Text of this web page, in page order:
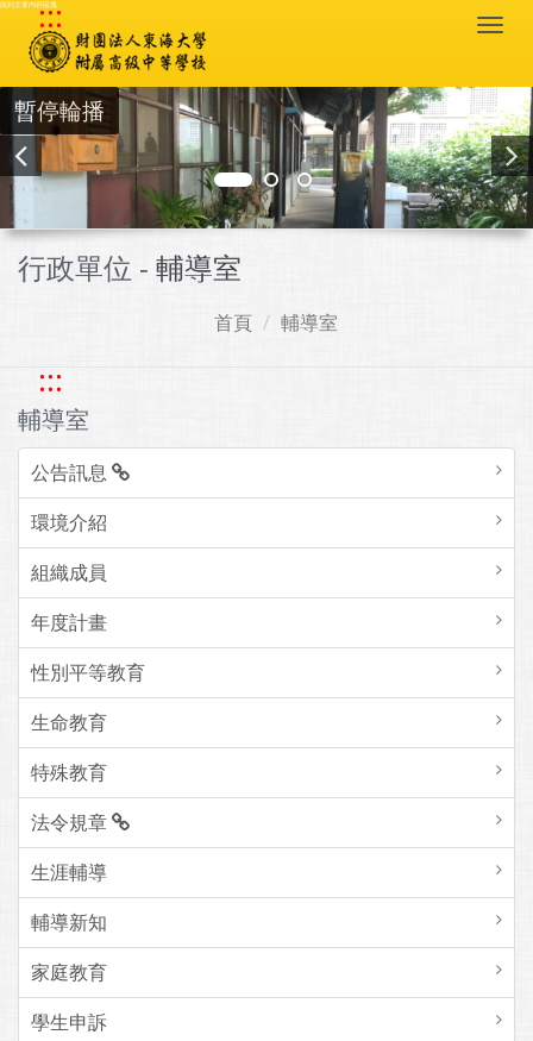
跳到主要內容區塊
:::
暫停輪播
行政單位 - 輔導室
首頁 輔導室
:::
輔導室
公告訊息
環境介紹
組織成員
年度計畫
性別平等教育
生命教育
特殊教育
法令規章
生涯輔導
輔導新知
家庭教育
學生申訴